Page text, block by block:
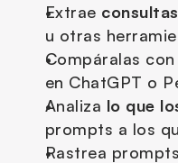
Extrae
u otras
Compáralas
en ChatGPT o
Analiza lo que
prompts a los
Rastrea